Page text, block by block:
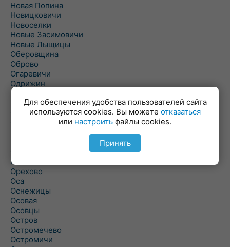
Новая Попина
Новицковичи
Новоселки
Новые Засимовичи
Новые Лыщицы
Оберовщина
Оброво
Огаревичи
Одрижин
Оздамичи
Озяты
Олтуш
Ольманы
Ольпень
Ольшаны
Омельная
Ополь
Орехово
Оса
Оснежицы
Осовая
Осовцы
Остров
Остромечево
Остромичи
Для обеспечения удобства пользователей сайта
используются cookies. Вы можете отказаться
или настроить файлы cookies.
Принять